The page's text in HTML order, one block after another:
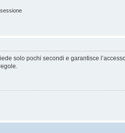
solo pochi secondi e garantisce